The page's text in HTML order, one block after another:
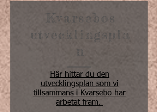
Kvarsebos
utvecklingspla
n
Här hittar du den
utvecklingsplan som vi
tillsammans i Kvarsebo har
arbetat fram.